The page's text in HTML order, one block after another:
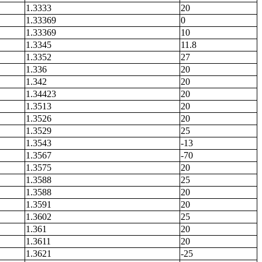
1.3333
20
1.33369
0
1.33369
10
1.3345
11.8
1.3352
27
1.336
20
1.342
20
1.34423
20
1.3513
20
1.3526
20
1.3529
25
1.3543
-13
1.3567
-70
1.3575
20
1.3588
25
1.3588
20
1.3591
20
1.3602
25
1.361
20
1.3611
20
1.3621
-25